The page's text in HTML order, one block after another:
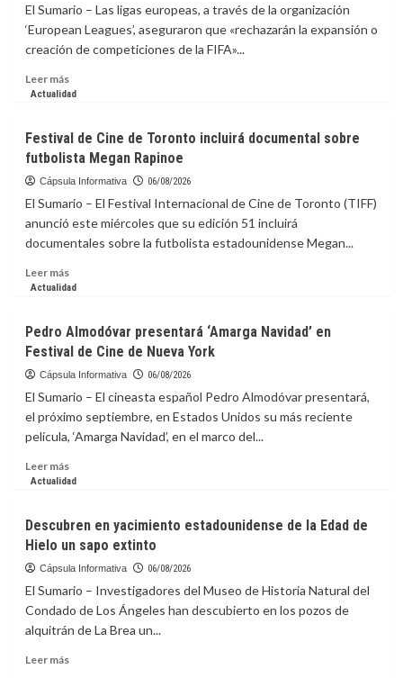
Start
Connecting:
The
for
Relationships
El Sumario – Las ligas europeas, a través de la organización
‘European Leagues’, aseguraron que «rechazarán la expansión o
creación de competiciones de la FIFA»...
Leer másLeer
más
europeas
rechazan
la
de
las
competiciones
la
Actualidad
Festival de Cine de Toronto incluirá documental sobre
futbolista Megan Rapinoe
Cápsula Informativa 06/08/2026
El Sumario – El Festival Internacional de Cine de Toronto (TIFF)
anunció este miércoles que su edición 51 incluirá
documentales sobre la futbolista estadounidense Megan...
Leer másLeer
más
de
Cine
de
incluirá
documental
sobre
Megan
Actualidad
Pedro Almodóvar presentará ‘Amarga Navidad’ en
Festival de Cine de Nueva York
Cápsula Informativa 06/08/2026
El Sumario – El cineasta español Pedro Almodóvar presentará,
el próximo septiembre, en Estados Unidos su más reciente
película, ‘Amarga Navidad’, en el marco del...
Leer másLeer
más
Almodóvar
presentará
‘Amarga
en
Festival
de
de
Actualidad
Descubren en yacimiento estadounidense de la Edad de
Hielo un sapo extinto
Cápsula Informativa 06/08/2026
El Sumario – Investigadores del Museo de Historia Natural del
Condado de Los Ángeles han descubierto en los pozos de
alquitrán de La Brea un...
Leer másLeer